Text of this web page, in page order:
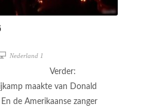
Nederland 1
Verder:
maakte van Donald
de Amerikaanse zanger